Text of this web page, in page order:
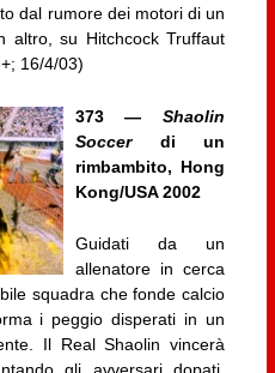
dal rumore dei motori di un
altro, su Hitchcock Truffaut
16/4/03)
373 —Shaolin
Soccer di un
rimbambito, Hong
Kong/USA 2002
Guidati da un
allenatore in cerca
squadra che fonde calcio
i peggio disperati in un
Il Real Shaolin vincerà